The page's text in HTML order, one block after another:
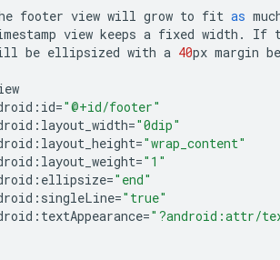
footer view will grow to fit as
view keeps a fixed width . If
be ellipsized with a 40px margin
: id="@+id/footer"
: layout_width="0dip"
: layout_height="wrap_content"
: layout_weight="1"
: ellipsize="end"
: singleLine="true"
: textAppearance="?android:attr/